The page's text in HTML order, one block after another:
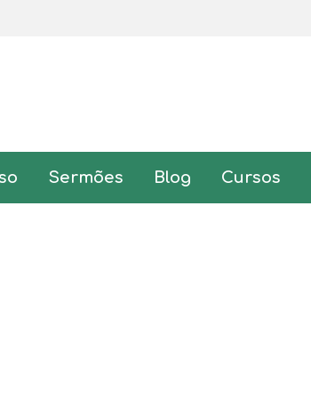
Sermões Blog Cursos